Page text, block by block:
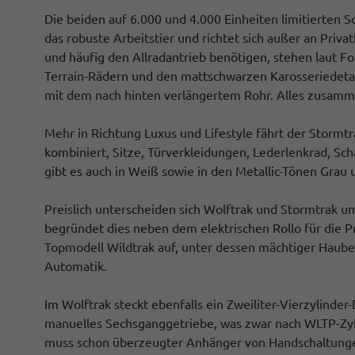
Die beiden auf 6.000 und 4.000 Einheiten limitierten
das robuste Arbeitstier und richtet sich außer an
und häufig den Allradantrieb benötigen, stehen laut
Terrain-Rädern und den mattschwarzen
mit dem nach hinten verlängertem Rohr. Alles
Mehr in Richtung Luxus und Lifestyle fährt der
kombiniert, Sitze, Türverkleidungen, Lederlenkrad,
gibt es auch in Weiß sowie in den Metallic-Tönen Grau
Preislich unterscheiden sich Wolftrak und Stormtrak
begründet dies neben dem elektrischen Rollo für die
Topmodell Wildtrak auf, unter dessen mächtiger
Automatik.
Im Wolftrak steckt ebenfalls ein Zweiliter-
manuelles Sechsganggetriebe, was zwar nach
muss schon überzeugter Anhänger von